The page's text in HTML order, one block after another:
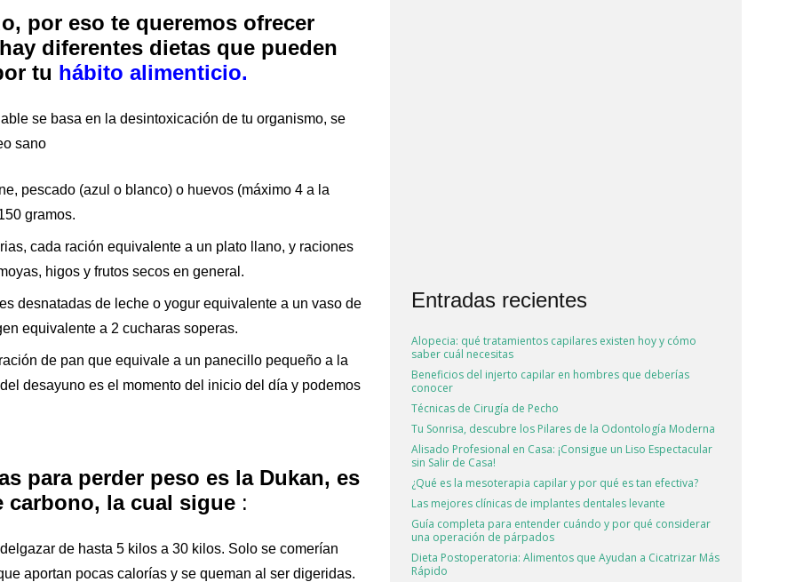
por eso te queremos ofrecer
diferentes dietas que pueden
tu hábito alimenticio.
se basa en la desintoxicación de tu organismo, se
sano
pescado (azul o blanco) o huevos (máximo 4 a la
gramos.
cada ración equivalente a un plato llano, y raciones
higos y frutos secos en general.
desnatadas de leche o yogur equivalente a un vaso de
equivalente a 2 cucharas soperas.
de pan que equivale a un panecillo pequeño a la
desayuno es el momento del inicio del día y podemos
para perder peso es la Dukan, es
carbono, la cual sigue :
de hasta 5 kilos a 30 kilos. Solo se comerían
aportan pocas calorías y se queman al ser digeridas.
Entradas recientes
Alopecia: qué tratamientos capilares existen hoy y cómo
saber cuál necesitas
Beneficios del injerto capilar en hombres que deberías
conocer
Técnicas de Cirugía de Pecho
Tu Sonrisa, descubre los Pilares de la Odontología Moderna
Alisado Profesional en Casa: ¡Consigue un Liso Espectacular
sin Salir de Casa!
¿Qué es la mesoterapia capilar y por qué es tan efectiva?
Las mejores clínicas de implantes dentales levante
Guía completa para entender cuándo y por qué considerar
una operación de párpados
Dieta Postoperatoria: Alimentos que Ayudan a Cicatrizar Más
Rápido